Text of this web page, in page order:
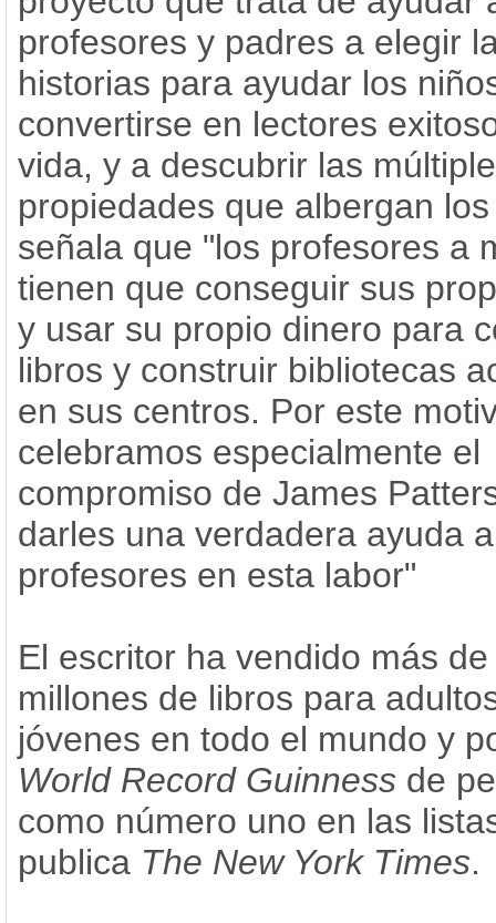
profesores y padres a elegir
historias para ayudar los
convertirse en lectores
vida, y a descubrir las
propiedades que albergan
señala que "los profesores a
tienen que conseguir sus
y usar su propio dinero para
libros y construir bibliotecas
en sus centros. Por este
celebramos especialmente el
compromiso de James
darles una verdadera ayuda
profesores en esta labor"
El escritor ha vendido más
millones de libros para
jóvenes en todo el mundo y
World Record Guinness de
como número uno en las
publica The New York Times.